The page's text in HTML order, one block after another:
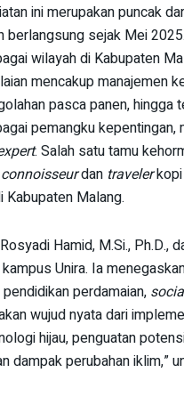
ini merupakan puncak
berlangsung sejak Mei
wilayah di Kabupaten
mencakup manajemen
pasca panen, hingga
pemangku kepentingan,
. Salah satu tamu
dan traveler
Malang.
Hamid, M.Si., Ph.D.,
Unira. Ia
perdamaian,
wujud nyata dari
hijau, penguatan
dampak perubahan iklim,”